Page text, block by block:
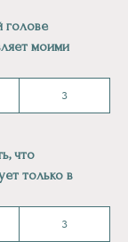
голове
моими
3
что
только в
3